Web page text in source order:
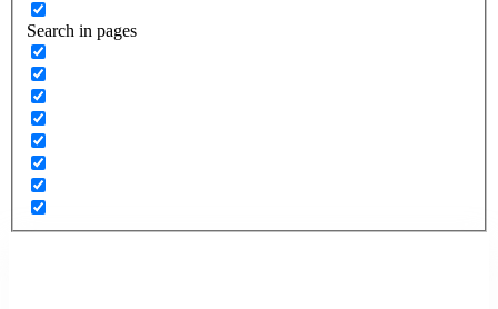
Search in pages